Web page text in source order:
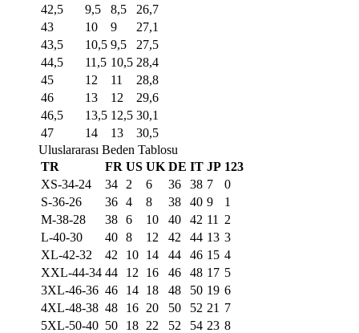
42,5
9,5 8,5
26,7
43
10 9
27,1
43,5
10,5 9,5
27,5
44,5
11,5 10,5 28,4
45
12 11
28,8
46
13 12
29,6
46,5
13,5 12,5 30,1
47
14 13
30,5
Uluslararası Beden Tablosu
TR
FR US UK DE IT JP 123
XS-34-24
34 2 6 36 38 7
0
S-36-26
36 4 8 38 40 9
1
M-38-28
38 6 10 40 42 11
2
L-40-30
40 8 12 42 44 13 3
XL-42-32
42 10 14 44 46 15 4
XXL-44-34 44 12 16 46 48 17 5
3XL-46-36 46 14 18 48 50 19 6
4XL-48-38 48 16 20 50 52 21 7
5XL-50-40 50 18 22 52 54 23 8